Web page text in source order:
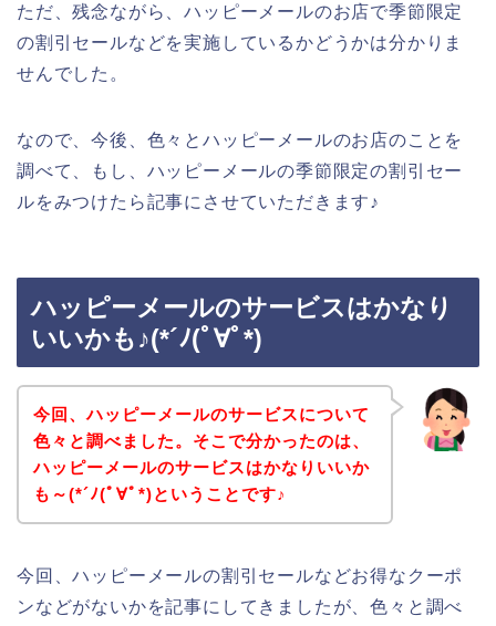
ただ、残念ながら、ハッピーメールのお店で季節限定
の割引セールなどを実施しているかどうかは分かりま
せんでした。
なので、今後、色々とハッピーメールのお店のことを
調べて、もし、ハッピーメールの季節限定の割引セー
ルをみつけたら記事にさせていただきます♪
ハッピーメールのサービスはかなり
いいかも♪(*´ﾉ(ﾟ∀ﾟ*)
今回、ハッピーメールのサービスについて
色々と調べました。そこで分かったのは、
ハッピーメールのサービスはかなりいいか
も～(*´ﾉ(ﾟ∀ﾟ*)ということです♪
今回、ハッピーメールの割引セールなどお得なクーポ
ンなどがないかを記事にしてきましたが、色々と調べ